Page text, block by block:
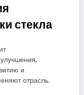
стекла
и
отрасль.